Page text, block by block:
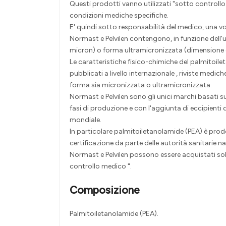
Questi prodotti vanno utilizzati "sotto controllo
condizioni mediche specifiche.
E' quindi sotto responsabilità del medico, una
Normast e Pelvilen contengono, in funzione
micron) o forma ultramicronizzata (dimensione
Le caratteristiche fisico-chimiche del
pubblicati a livello internazionale , riviste
forma sia micronizzata o ultramicronizzata.
Normast e Pelvilen sono gli unici marchi basati
fasi di produzione e con l'aggiunta di
mondiale.
In particolare palmitoiletanolamide (PEA) è
certificazione da parte delle autorità sanitarie
Normast e Pelvilen possono essere acquistati
controllo medico ".
Composizione
Palmitoiletanolamide (PEA).